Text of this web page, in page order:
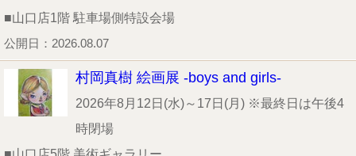
■山口店1階 駐車場側特設会場
公開日：2026.08.07
村岡真樹 絵画展 -boys and girls-
2026年8月12日(水)～17日(月) ※最終日は午後4
時閉場